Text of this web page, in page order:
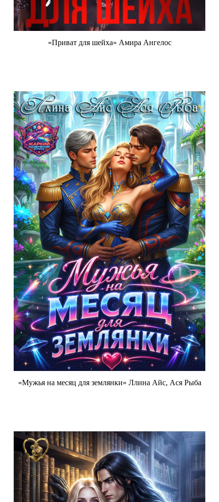
«Приват для шейха» Амира Ангелос
«Мужья на месяц для землянки» Ллина Айс, Ася Рыба